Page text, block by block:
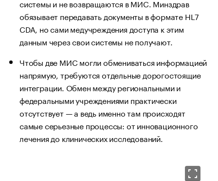
системы и не возвращаются в МИС. Минздрав
обязывает передавать документы в формате HL7
CDA, но сами медучреждения доступа к этим
данным через свои системы не получают.
Чтобы две МИС могли обмениваться информацией
напрямую, требуются отдельные дорогостоящие
интеграции. Обмен между региональными и
федеральными учреждениями практически
отсутствует — а ведь именно там происходят
самые серьезные процессы: от инновационного
лечения до клинических исследований.